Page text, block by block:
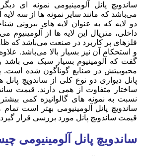
ساندویچ پانل آلومینیومی نمونه ای
می‌باشد که مانند سایر نمونه ها از سه
دو لایه که به عنوان لایه های بیرونی
داخلی، متریال این لایه ها از آلومینیوم
فلزهای پر کاربرد در صنعت می‌باشد که
و استحکام آن نیز بسیار بالا می‌باشد.
گفت که آلومینیوم بسیار سبک می
محبوبیتش در صنایع گوناگون شده است.
پانل دیواری دو نوع کلی از ساندویچ پانل
ساختار متفاوت از همی دارند. قیمت
نسبت به نمونه های گالوانیزه کمی
ساندویچ پانل آلومینیومی بهتر است
قیمت ساندویچ پانل مورد بررسی قرار
ساندویچ پانل آلومینیومی